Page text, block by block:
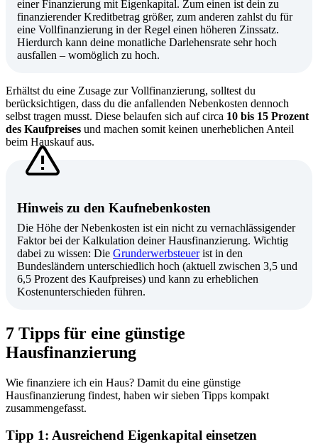
einer Finanzierung mit Eigenkapital. Zum einen ist dein zu
finanzierender Kreditbetrag größer, zum anderen zahlst du für
eine Vollfinanzierung in der Regel einen höheren Zinssatz.
Hierdurch kann deine monatliche Darlehensrate sehr hoch
ausfallen – womöglich zu hoch.
Erhältst du eine Zusage zur Vollfinanzierung, solltest du
berücksichtigen, dass du die anfallenden Nebenkosten dennoch
selbst tragen musst. Diese belaufen sich auf circa 10 bis 15 Prozent
des Kaufpreises und machen somit keinen unerheblichen Anteil
beim Hauskauf aus.
Hinweis zu den Kaufnebenkosten
Die Höhe der Nebenkosten ist ein nicht zu vernachlässigender
Faktor bei der Kalkulation deiner Hausfinanzierung. Wichtig
dabei zu wissen: Die Grunderwerbsteuerist in den
Bundesländern unterschiedlich hoch (aktuell zwischen 3,5 und
6,5 Prozent des Kaufpreises) und kann zu erheblichen
Kostenunterschieden führen.
7 Tipps für eine günstige
Hausfinanzierung
Wie finanziere ich ein Haus? Damit du eine günstige
Hausfinanzierung findest, haben wir sieben Tipps kompakt
zusammengefasst.
Tipp 1: Ausreichend Eigenkapital einsetzen